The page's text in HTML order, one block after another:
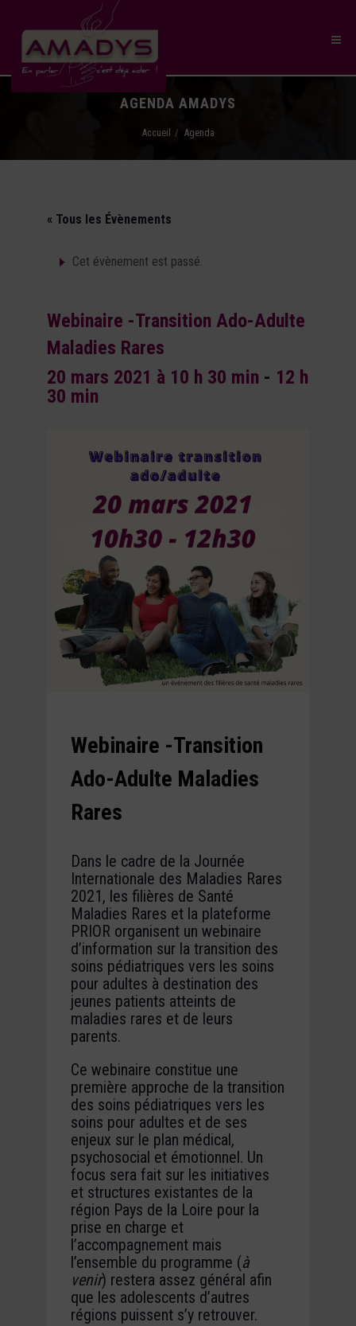
AGENDA AMADYS
Accueil Agenda
« Tous les Évènements
Cet évènement est passé.
Webinaire -Transition Ado-Adulte
Maladies Rares
20 mars 2021 à 10 h 30 min - 12 h
30 min
Webinaire -Transition
Ado-Adulte Maladies
Rares
Dans le cadre de la Journée
Internationale des Maladies Rares
2021, les filières de Santé
Maladies Rares et la plateforme
PRIOR organisent un webinaire
d’information sur la transition des
soins pédiatriques vers les soins
pour adultes à destination des
jeunes patients atteints de
maladies rares et de leurs
parents.
Ce webinaire constitue une
première approche de la transition
des soins pédiatriques vers les
soins pour adultes et de ses
enjeux sur le plan médical,
psychosocial et émotionnel. Un
focus sera fait sur les initiatives
et structures existantes de la
région Pays de la Loire pour la
prise en charge et
l’accompagnement mais
l’ensemble du programme (à
venir) restera assez général afin
que les adolescents d’autres
régions puissent s’y retrouver.